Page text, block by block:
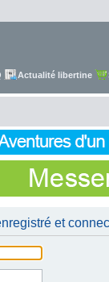
Actualité libertine
et